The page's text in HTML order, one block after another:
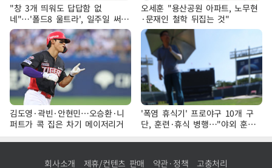
"창 3개 띄워도 답답함 없
네"…'폴드8 울트라', 일주일 써보
니
오세훈 "용산공원 아파트, 노무현
·문재인 철학 뒤집는 것"
김도영·곽빈·안현민…오승환·니
퍼트가 콕 집은 차기 메이저리거
'폭염 휴식기' 프로야구 10개 구
단, 훈련·휴식 병행…"야외 훈련
해도 안전 최우선"
회사소개 제휴/컨텐츠 판매 약관·정책 고충처리